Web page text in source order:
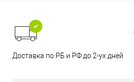
Доставка по РБ и РФ до 2-ух дней